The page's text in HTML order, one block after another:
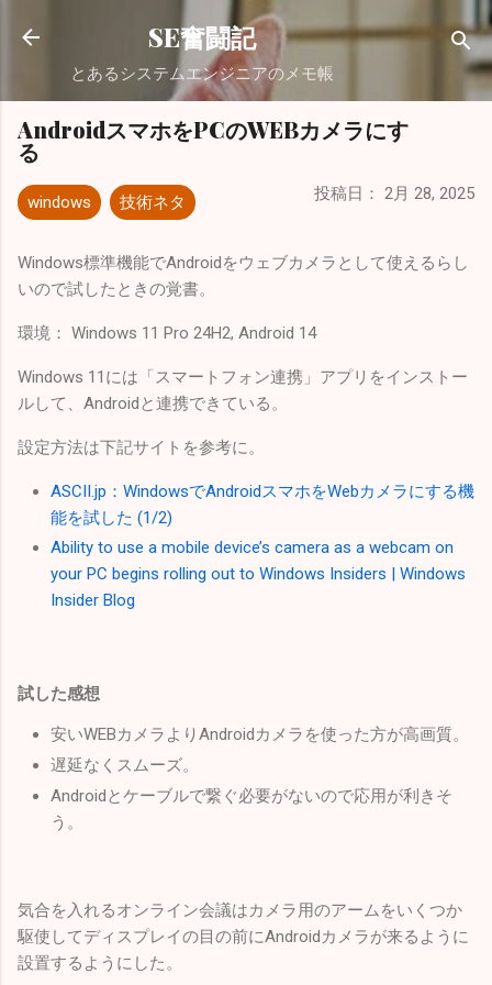
スキップしてメイン コンテンツに移動
SE奮闘記
とあるシステムエンジニアのメモ帳
AndroidスマホをPCのWEBカメラにす
る
windows 技術ネタ 投稿日： 2月 28, 2025
Windows標準機能でAndroidをウェブカメラとして使えるらし
いので試したときの覚書。
環境： Windows 11 Pro 24H2, Android 14
Windows 11には「スマートフォン連携」アプリをインストー
ルして、Androidと連携できている。
設定方法は下記サイトを参考に。
ASCII.jp：WindowsでAndroidスマホをWebカメラにする機
能を試した (1/2)
Ability to use a mobile device’s camera as a webcam on
your PC begins rolling out to Windows Insiders | Windows
Insider Blog
試した感想
安いWEBカメラよりAndroidカメラを使った方が高画質。
遅延なくスムーズ。
Androidとケーブルで繋ぐ必要がないので応用が利きそ
う。
気合を入れるオンライン会議はカメラ用のアームをいくつか
駆使してディスプレイの目の前にAndroidカメラが来るように
設置するようにした。